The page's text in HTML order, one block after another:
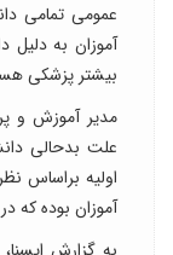
آموزان به
بیشتر پزشکی
مدیر آموزش و
علت بدحالی
اولیه براساس
آموزان بوده که